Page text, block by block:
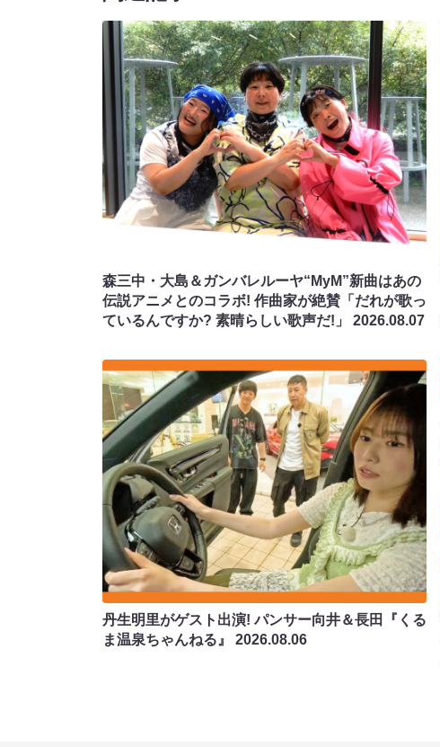
森三中・大島＆ガンバレルーヤ“MyM”新曲はあの
伝説アニメとのコラボ! 作曲家が絶賛「だれが歌っ
ているんですか? 素晴らしい歌声だ!」 2026.08.07
丹生明里がゲスト出演! パンサー向井＆長田『くる
ま温泉ちゃんねる』 2026.08.06